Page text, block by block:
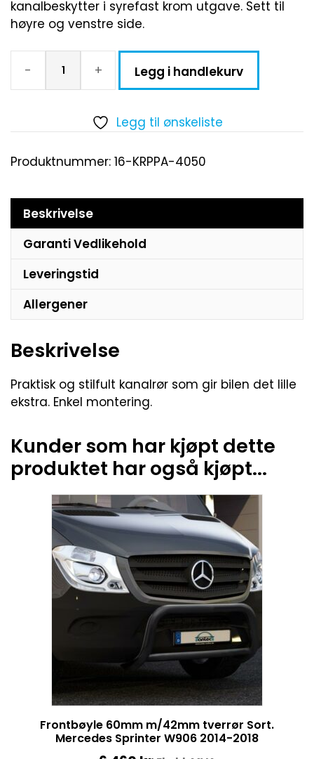
kanalbeskytter i syrefast krom utgave. Sett til
høyre og venstre side.
- + Legg i handlekurv
Legg til ønskeliste
Produktnummer: 16-KRPPA-4050
Beskrivelse
Garanti Vedlikehold
Leveringstid
Allergener
Beskrivelse
Praktisk og stilfult kanalrør som gir bilen det lille
ekstra. Enkel montering.
Kunder som har kjøpt dette
produktet har også kjøpt...
Frontbøyle 60mm m/42mm tverrør Sort.
Mercedes Sprinter W906 2014-2018